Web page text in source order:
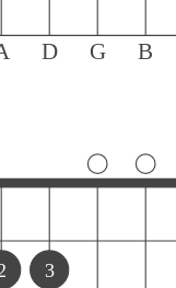
D G B
3